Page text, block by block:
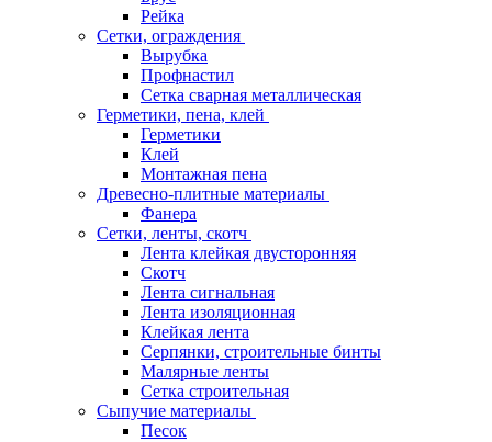
Рейка
Сетки, ограждения
Вырубка
Профнастил
Сетка сварная металлическая
Герметики, пена, клей
Герметики
Клей
Монтажная пена
Древесно-плитные материалы
Фанера
Сетки, ленты, скотч
Лента клейкая двусторонняя
Скотч
Лента сигнальная
Лента изоляционная
Клейкая лента
Серпянки, строительные бинты
Малярные ленты
Сетка строительная
Сыпучие материалы
Песок